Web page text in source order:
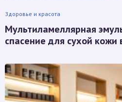
Здоровье и красота
Мультиламеллярная
спасение для сухой